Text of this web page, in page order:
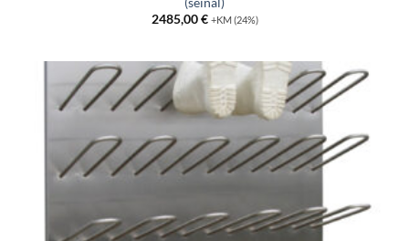
2485,00€ +KM (24%)